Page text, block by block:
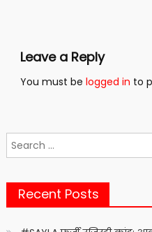
Leave a Reply
You must be logged in to
Search
for:
Recent Posts